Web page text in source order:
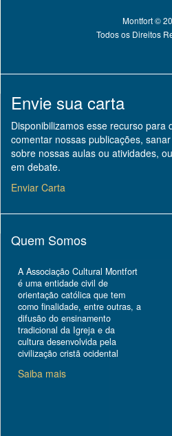
Montfort ©
Todos os Direitos
Envie sua carta
Disponibilizamos esse recurso para
comentar nossas publicações,
sobre nossas aulas ou atividades,
em debate.
Enviar Carta
Quem Somos
A Associação Cultural Montfort
é uma entidade civil de
orientação católica que tem
como finalidade, entre outras, a
difusão do ensinamento
tradicional da Igreja e da
cultura desenvolvida pela
civilização cristã ocidental
Saiba mais